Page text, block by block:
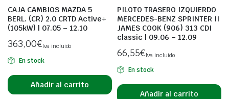
CAJA CAMBIOS MAZDA 5
BERL. (CR) 2.0 CRTD Active+
(105kW) | 07.05 – 12.10
363,00€Iva incluido
En stock
Añadir al carrito
PILOTO TRASERO IZQUIERDO
MERCEDES-BENZ SPRINTER II
JAMES COOK (906) 313 CDI
classic | 09.06 – 12.09
66,55€Iva incluido
En stock
Añadir al carrito